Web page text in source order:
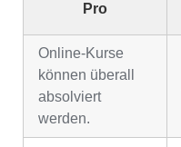
Pro
Online-Kurse
können überall
absolviert
werden.